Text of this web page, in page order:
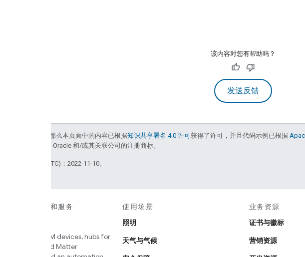
该内容对您有帮助吗？
发送反馈
如未另行说明，那么本页面中的内容已根据知识共享署名 4.0 许可获得了许可，并且代码示例已根据
。Java 是 Oracle 和/或其关联公司的注册商标。
最后更新时间 (UTC)：2022-11-10。
对于应用、平台和服务
Access over 600M devices, hubs for
Google Home and Matter
使用场景
照明
天气与气候
业务资源
证书与徽标
营销资源